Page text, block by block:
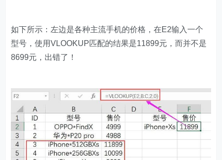
如下所示：左边是各种主流手机的价格，在E2输入一个
型号，使用VLOOKUP匹配的结果是11899元，而并不是
8699元，出错了！